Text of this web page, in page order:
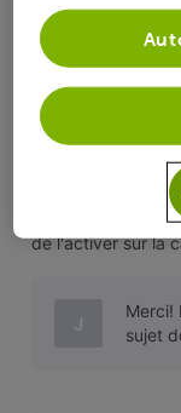
JohnnyBGoode
JohnnyBGoode
BeTV
Bonjour, BeTV
TV et j'y ai bien
de l'activer sur la
J
Merci!
sujet